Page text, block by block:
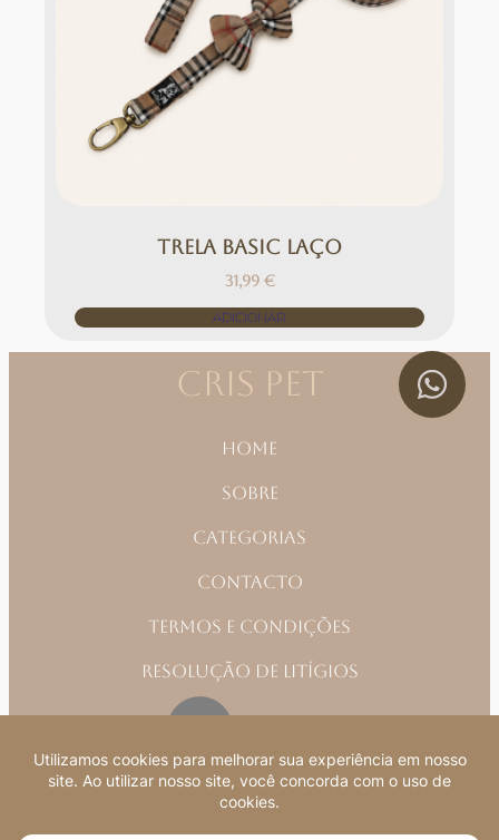
TRELA BASIC LAÇO
31,99 €
ADICIONAR
CRIS PET
Home
Sobre
Categorias
Contacto
Termos e Condições
Resolução de Litígios
Rua Salgueiro Maia, Edif. Central, Bloco B, LJ18125-